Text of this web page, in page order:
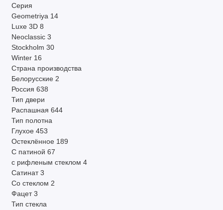
Серия
Geometriya 14
Luxe 3D 8
Neoclassic 3
Stockholm 30
Winter 16
Страна производства
Белорусские 2
Россия 638
Тип двери
Распашная 644
Тип полотна
Глухое 453
Остеклённое 189
С патиной 67
с рифленым стеклом 4
Сатинат 3
Со стеклом 2
Фацет 3
Тип стекла